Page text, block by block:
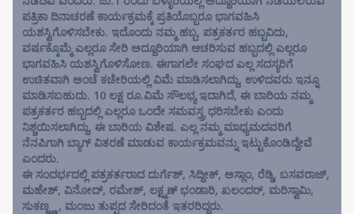
ಪತ್ರಿಕಾ ದಿನಾಚರಣೆ ಕಾರ್ಯಕ್ರಮಕ್ಕೆ ಪ್ರತಿಯೊಬ್ಬರೂ ಭಾಗವಹಿಸಿ
ಯಶಸ್ವಿಗೊಳಿಸಬೇಕು. ಇದೊಂದು ನಮ್ಮ ಹಬ್ಬ, ಪತ್ರಕರ್ತರ ಹಬ್ಬವಿದು,
ವರ್ಷಕ್ಕೊಮ್ಮೆ ಎಲ್ಲರೂ ಸೇರಿ ಅದ್ದೂರಿಯಾಗಿ ಆಚರಿಸುವ ಹಬ್ಬದಲ್ಲಿ ಎಲ್ಲರೂ
ಭಾಗವಹಿಸಿ ಯಶಸ್ವಿಗೊಳಿಸೋಣ. ಈಗಾಗಲೇ ಸಂಘದ ಎಲ್ಲ ಸದಸ್ಯರಿಗೆ
ಉಚಿತವಾಗಿ ಅಂಚೆ ಕಚೇರಿಯಲ್ಲಿ ವಿಮೆ ಮಾಡಿಸಲಾಗಿದ್ದು, ಉಳಿದವರು ಇನ್ನೂ
ಮಾಡಿಸಬಹುದು. 10 ಲಕ್ಷ ರೂ.ವಿಮೆ ಸೌಲಭ್ಯ ಇದಾಗಿದೆ, ಈ ಬಾರಿಯ ನಮ್ಮ
ಪತ್ರಕರ್ತರ ಹಬ್ಬದಲ್ಲಿ ಎಲ್ಲರೂ ಒಂದೇ ಸಮವಸ್ತ್ರ ಧರಿಸಬೇಕು ಎಂದು
ನಿಶ್ಚಯಿಸಲಾಗಿದ್ದು, ಈ ಬಾರಿಯ ವಿಶೇಷ. ಎಲ್ಲ ನಮ್ಮ ಮಾಧ್ಯಮದವರಿಗೆ
ನೆನಪಿಗಾಗಿ ಬ್ಯಾಗ್ ವಿತರಣೆ ಮಾಡುವ ಕಾರ್ಯಕ್ರಮವನ್ನು ಇಟ್ಟುಕೊಂಡಿದ್ದೇವೆ
ಎಂದರು.
ಈ ಸಂದರ್ಭದಲ್ಲಿ ಪತ್ರಕರ್ತರಾದ ದುರ್ಗೆಶ್, ಸಿದ್ದೀಕ್, ಅಸ್ಲಾಂ, ರೆಡ್ಡಿ, ಬಸವರಾಜ್,
ಮಹೇಶ್, ವಿನೋದ್, ರಮೇಶ್, ಲಕ್ಷ್ಮಣ್ ಭಂಡಾರಿ, ಖಲಂದರ್, ಮರಿಸ್ವಾಮಿ,
ಸುಕಣ್ಣ್ಣ , ಮಂಜು ತುಪ್ಪದ ಸೇರಿದಂತೆ ಇತರರಿದ್ದರು.